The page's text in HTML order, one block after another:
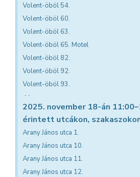
Volent-öböl 54.
Volent-öböl 60.
Volent-öböl 63.
Volent-öböl 65. Motel
Volent-öböl 82.
Volent-öböl 92.
Volent-öböl 93.
×
2025. november 18-án
érintett utcákon,
Arany János utca 1.
Arany János utca 10.
Arany János utca 11.
Arany János utca 12.